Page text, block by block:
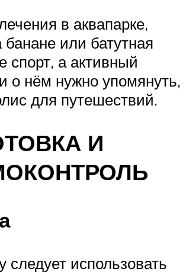
в аквапарке,
банане или батутная
спорт, а активный
о нём нужно упомянуть,
для путешествий.
И
следует использовать